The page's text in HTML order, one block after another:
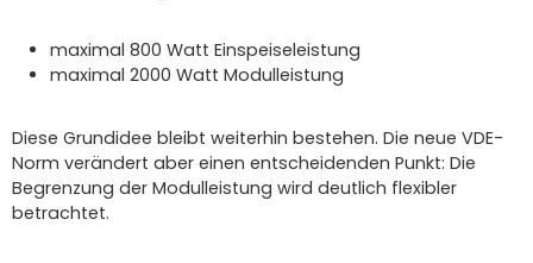
maximal 800 Watt Einspeiseleistung
maximal 2000 Watt Modulleistung
Diese Grundidee bleibt weiterhin bestehen. Die neue VDE-
Norm verändert aber einen entscheidenden Punkt: Die
Begrenzung der Modulleistung wird deutlich flexibler
betrachtet.